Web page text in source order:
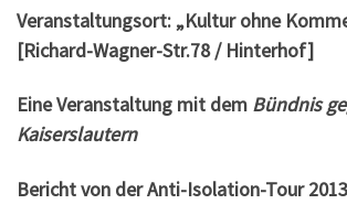
Veranstaltungsort: „Kultur ohne
[Richard-Wagner-Str.78 / Hinterhof]
Eine Veranstaltung mit dem Bündnis
Kaiserslautern
Bericht von der Anti-Isolation-Tour